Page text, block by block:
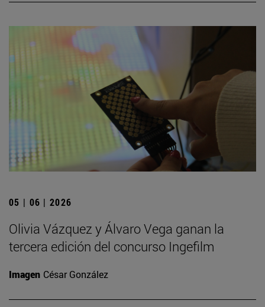
05 | 06 | 2026
Olivia Vázquez y Álvaro Vega ganan la
tercera edición del concurso Ingefilm
Imagen César González